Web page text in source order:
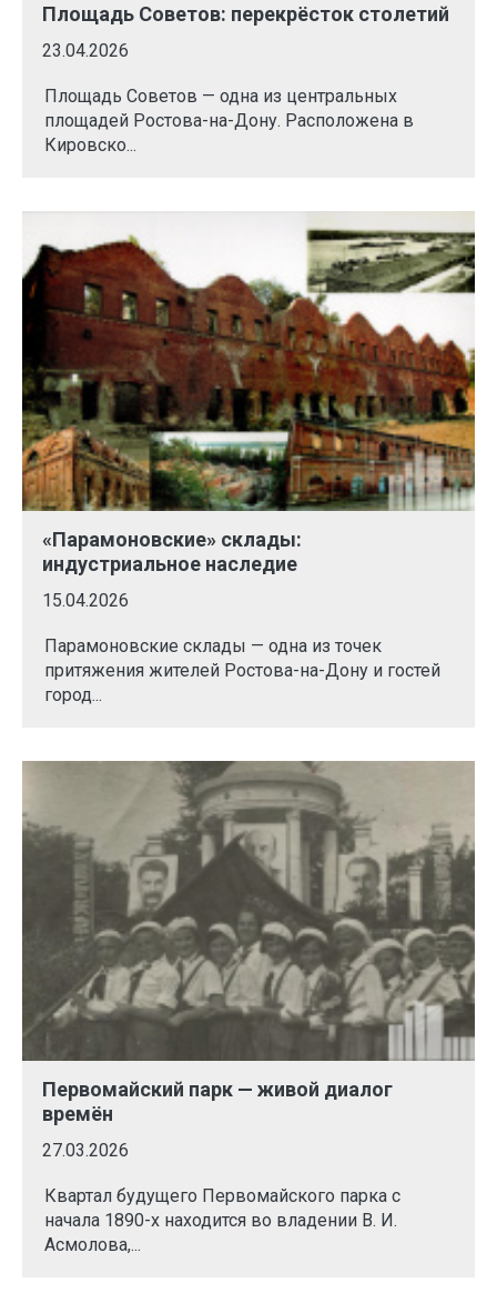
Площадь Советов: перекрёсток столетий
23.04.2026
Площадь Советов — одна из центральных
площадей Ростова-на-Дону. Расположена в
Кировско...
«Парамоновские» склады:
индустриальное наследие
15.04.2026
Парамоновские склады — одна из точек
притяжения жителей Ростова-на-Дону и гостей
город...
Первомайский парк — живой диалог
времён
27.03.2026
Квартал будущего Первомайского парка с
начала 1890-х находится во владении В. И.
Асмолова,...